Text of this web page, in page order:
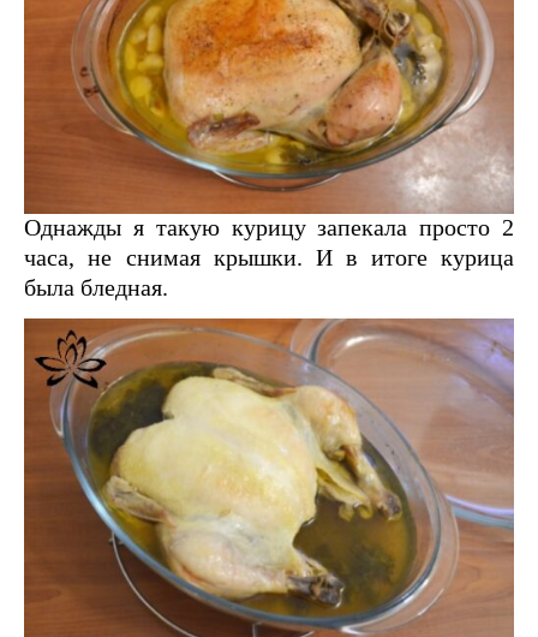
Однажды я такую курицу запекала просто 2
часа, не снимая крышки. И в итоге курица
была бледная.